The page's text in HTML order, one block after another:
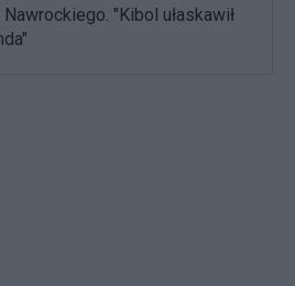
"Kibol ułaskawił